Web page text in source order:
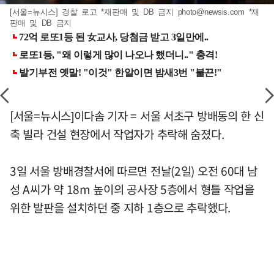
[서울=뉴시스] 경찰 로고 *재판매 및 DB 금지 photo@newsis.com *재
판매 및 DB 금지
[서울=뉴시스]이다솜 기자 = 서울 서초구 방배동의 한 신
축 빌라 건설 현장에서 작업자가 추락해 숨졌다.
3일 서울 방배경찰서에 따르면 전날(2일) 오전 60대 남
성 A씨가 약 18m 높이의 공사장 5층에서 형틀 작업을
위한 발판을 설치하던 중 지하 1층으로 추락했다.